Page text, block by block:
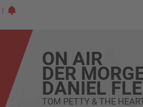
ON AIR
DER
DANIEL
TOM PETTY & THE